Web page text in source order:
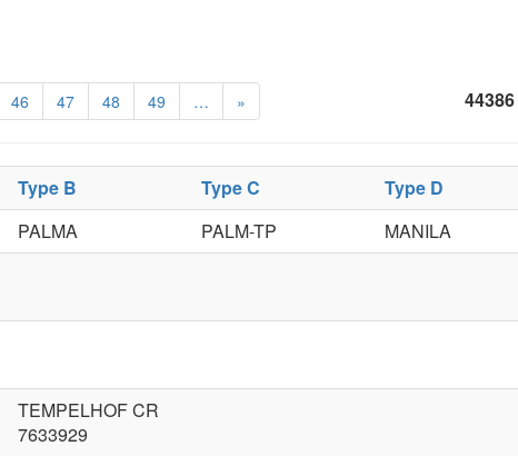
46 47 48 49 … » 44386
Type B Type C Type D
PALMA PALM-TP MANILA
TEMPELHOF CR
7633929